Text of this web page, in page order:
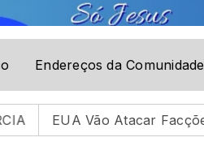
Endereços da Comunidade
Vão Atacar Facções no Brasil?